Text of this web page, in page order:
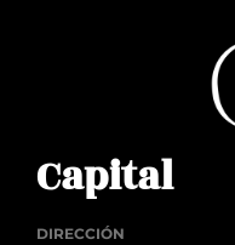
Capital
DIRECCIÓN